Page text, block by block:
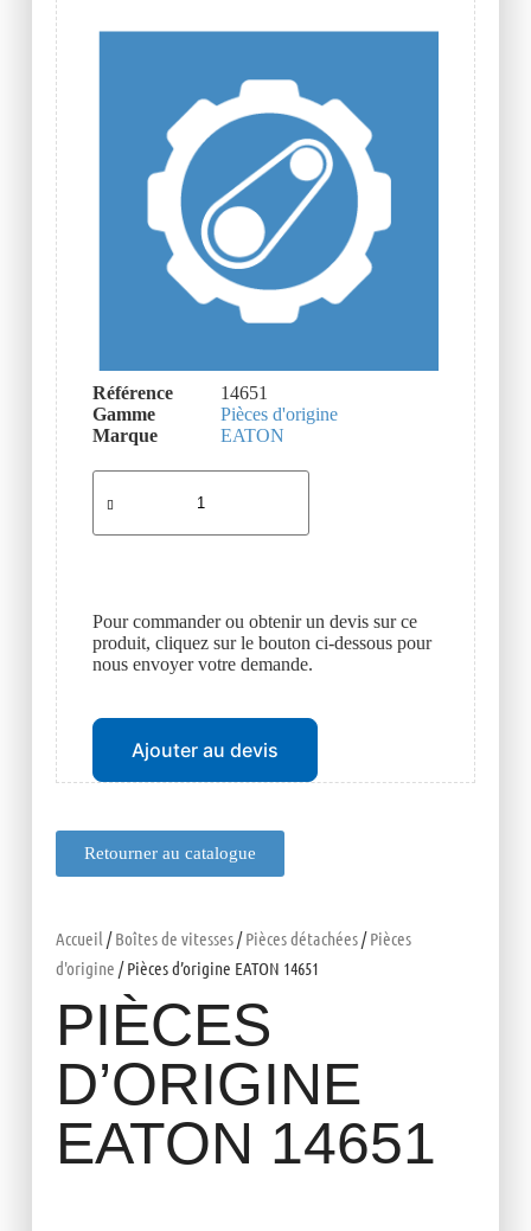
Retourner au catalogue
Accueil /Boîtes de vitesses/Pièces détachées/Pièces
d'origine / Pièces d’origine EATON 14651
PIÈCES
D’ORIGINE
EATON 14651
Référence
14651
Gamme
Pièces d'origine
Marque
EATON
Pour commander ou obtenir un devis sur ce
produit, cliquez sur le bouton ci-dessous pour
nous envoyer votre demande.
Ajouter au devis